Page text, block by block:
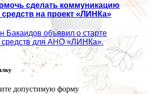
сделать коммуникацию
на проект «ЛИНКа»
Бакаидов объявил о старте
средств для АНО «ЛИНКа».
допустимую форму